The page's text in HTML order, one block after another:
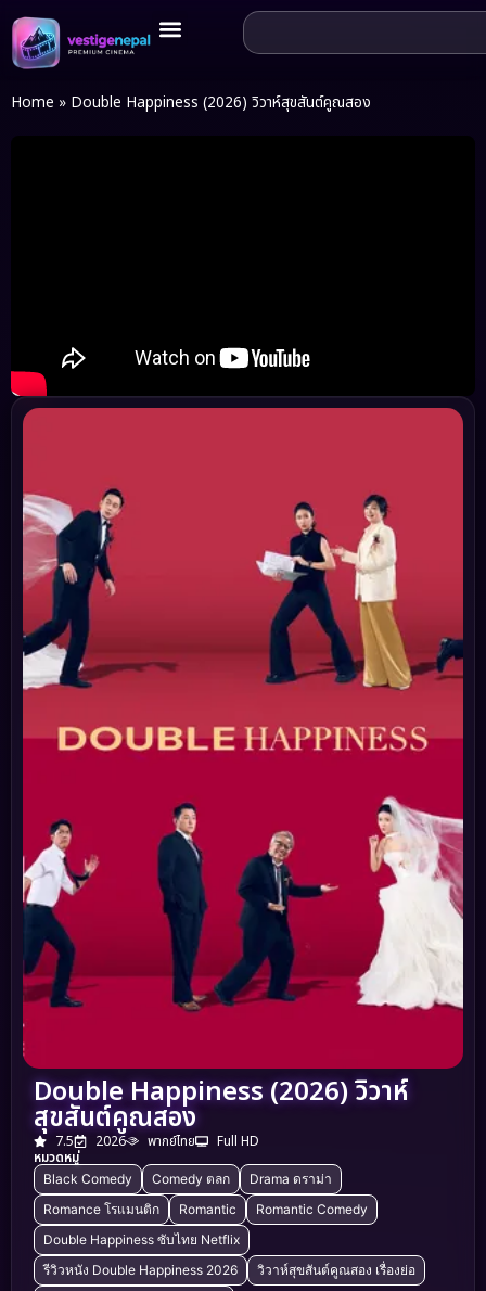
Home » Double Happiness (2026) วิวาห์สุขสันต์คูณสอง
Double Happiness (2026) วิวาห์
สุขสันต์คูณสอง
7.5 2026 พากย์ไทย
Full HD
หมวดหมู่
Black Comedy Comedy ตลก
Drama ดราม่า
Romance โรแมนติก
Romantic
Romantic Comedy
Double Happiness ซับไทย Netflix
รีวิวหนัง Double Happiness 2026
วิวาห์สุขสันต์คูณสอง เรื่องย่อ